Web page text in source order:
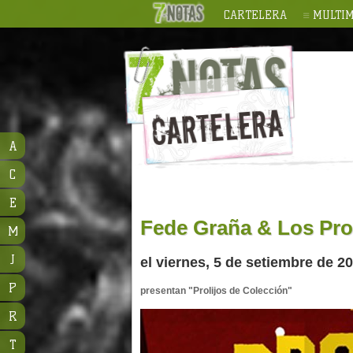
CARTELERA
Fede Graña & Los
el viernes, 5 de setiembre de
presentan "Prolijos de Colección"
A
C
E
M
J
P
R
T